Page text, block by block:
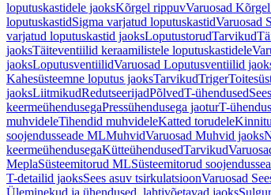
loputuskastidele jaoksKõrgel rippuvVaruosad
loputuskastidSigma varjatud loputuskastidVaruosad
varjatud loputuskastid jaoksLoputustorudTarvikud
jaoksTäiteventiilid keraamilistele loputuskastidele
jaoksLoputusventiilidVaruosad Loputusventiilid
Kahesüsteemne loputus jaoksTarvikudTriger
jaoksLiitmikudRedutseerijadPõlvedT-ühendused
keermeühendusegaPressühendusega jaoturT-
muhvideleTihendid muhvideleKatted torudele
soojendusseade MLMuhvidVaruosad Muhvid jaoks
keermeühendusegaKütteühendusedTarvikud
MeplaSüsteemitorud MLSüsteemitorud
T-detailid jaoksSees asuv tsirkulatsioonVaruosad
Üleminekud ja ühendused, lahtivõetavad jaoks